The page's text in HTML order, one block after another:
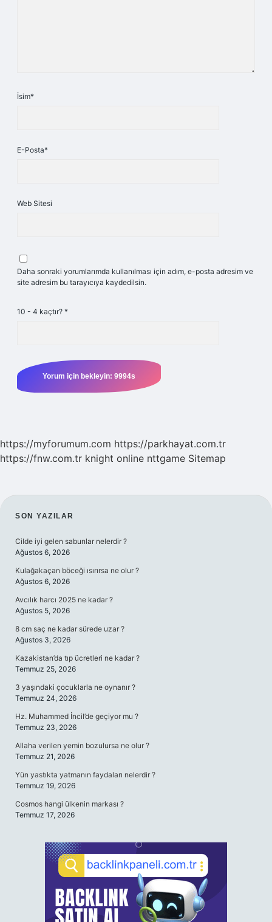
İsim*
E-Posta*
Web Sitesi
Daha sonraki yorumlarımda kullanılması için adım, e-posta adresim ve
site adresim bu tarayıcıya kaydedilsin.
10 - 4 kaçtır? *
https://myforumum.com https://parkhayat.com.tr
https://fnw.com.tr knight online nttgame Sitemap
SIDEBAR
SON YAZILAR
Cilde iyi gelen sabunlar nelerdir ?
Ağustos 6, 2026
Kulağakaçan böceği ısırırsa ne olur ?
Ağustos 6, 2026
Avcılık harcı 2025 ne kadar ?
Ağustos 5, 2026
8 cm saç ne kadar sürede uzar ?
Ağustos 3, 2026
Kazakistan’da tıp ücretleri ne kadar ?
Temmuz 25, 2026
3 yaşındaki çocuklarla ne oynanır ?
Temmuz 24, 2026
Hz. Muhammed İncil’de geçiyor mu ?
Temmuz 23, 2026
Allaha verilen yemin bozulursa ne olur ?
Temmuz 21, 2026
Yün yastıkta yatmanın faydaları nelerdir ?
Temmuz 19, 2026
Cosmos hangi ülkenin markası ?
Temmuz 17, 2026